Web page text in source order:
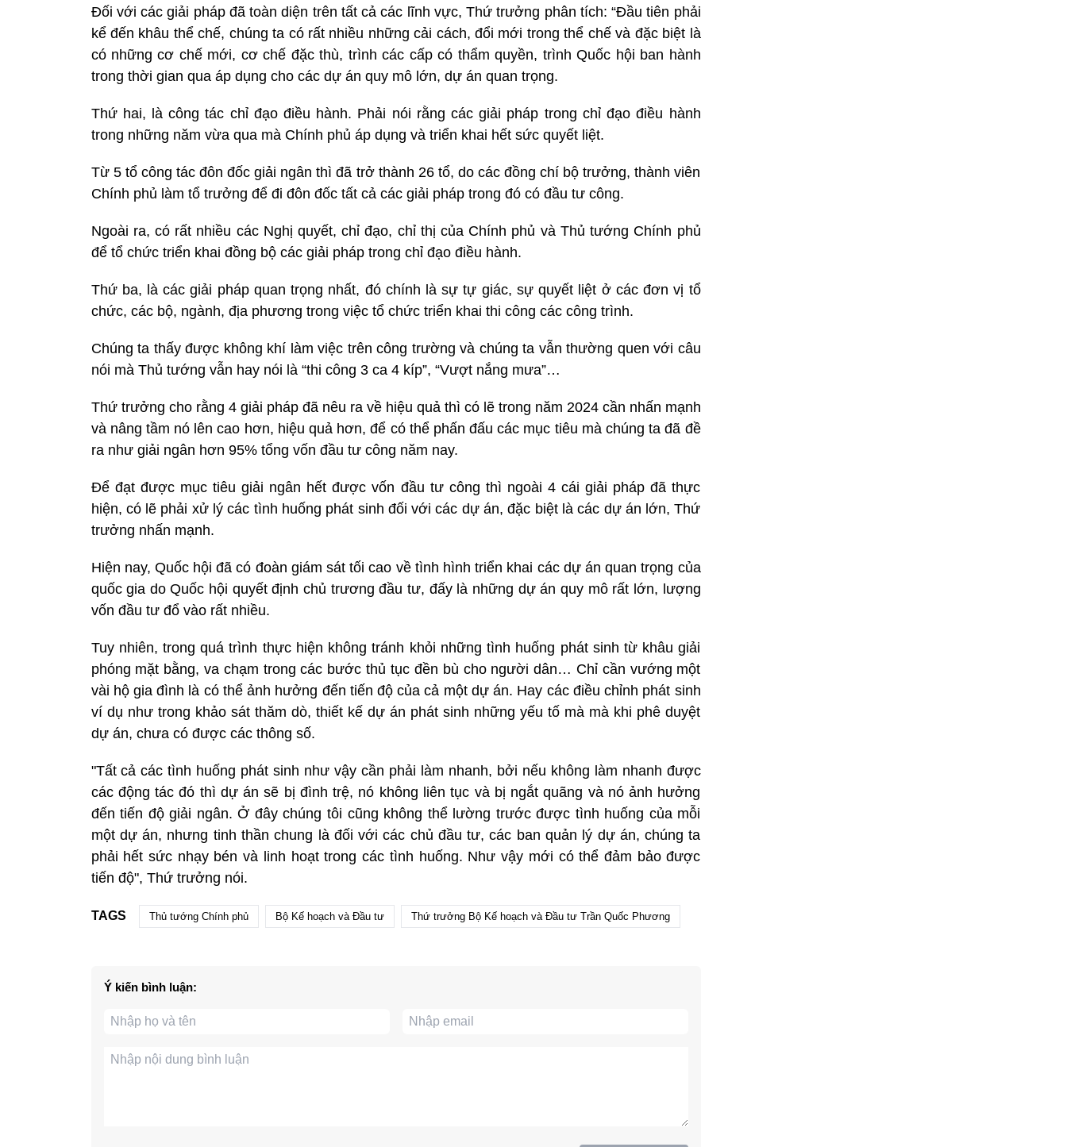
Đối với các giải pháp đã toàn diện trên tất cả các lĩnh vực, Thứ trưởng phân tích: “Đầu tiên phải
kể đến khâu thể chế, chúng ta có rất nhiều những cải cách, đổi mới trong thể chế và đặc biệt là
có những cơ chế mới, cơ chế đặc thù, trình các cấp có thẩm quyền, trình Quốc hội ban hành
trong thời gian qua áp dụng cho các dự án quy mô lớn, dự án quan trọng.
Thứ hai, là công tác chỉ đạo điều hành. Phải nói rằng các giải pháp trong chỉ đạo điều hành
trong những năm vừa qua mà Chính phủ áp dụng và triển khai hết sức quyết liệt.
Từ 5 tổ công tác đôn đốc giải ngân thì đã trở thành 26 tổ, do các đồng chí bộ trưởng, thành viên
Chính phủ làm tổ trưởng để đi đôn đốc tất cả các giải pháp trong đó có đầu tư công.
Ngoài ra, có rất nhiều các Nghị quyết, chỉ đạo, chỉ thị của Chính phủ và Thủ tướng Chính phủ
để tổ chức triển khai đồng bộ các giải pháp trong chỉ đạo điều hành.
Thứ ba, là các giải pháp quan trọng nhất, đó chính là sự tự giác, sự quyết liệt ở các đơn vị tổ
chức, các bộ, ngành, địa phương trong việc tổ chức triển khai thi công các công trình.
Chúng ta thấy được không khí làm việc trên công trường và chúng ta vẫn thường quen với câu
nói mà Thủ tướng vẫn hay nói là “thi công 3 ca 4 kíp”, “Vượt nắng mưa”…
Thứ trưởng cho rằng 4 giải pháp đã nêu ra về hiệu quả thì có lẽ trong năm 2024 cần nhấn mạnh
và nâng tầm nó lên cao hơn, hiệu quả hơn, để có thể phấn đấu các mục tiêu mà chúng ta đã đề
ra như giải ngân hơn 95% tổng vốn đầu tư công năm nay.
Để đạt được mục tiêu giải ngân hết được vốn đầu tư công thì ngoài 4 cái giải pháp đã thực
hiện, có lẽ phải xử lý các tình huống phát sinh đối với các dự án, đặc biệt là các dự án lớn, Thứ
trưởng nhấn mạnh.
Hiện nay, Quốc hội đã có đoàn giám sát tối cao về tình hình triển khai các dự án quan trọng của
quốc gia do Quốc hội quyết định chủ trương đầu tư, đấy là những dự án quy mô rất lớn, lượng
vốn đầu tư đổ vào rất nhiều.
Tuy nhiên, trong quá trình thực hiện không tránh khỏi những tình huống phát sinh từ khâu giải
phóng mặt bằng, va chạm trong các bước thủ tục đền bù cho người dân… Chỉ cần vướng một
vài hộ gia đình là có thể ảnh hưởng đến tiến độ của cả một dự án. Hay các điều chỉnh phát sinh
ví dụ như trong khảo sát thăm dò, thiết kế dự án phát sinh những yếu tố mà mà khi phê duyệt
dự án, chưa có được các thông số.
"Tất cả các tình huống phát sinh như vậy cần phải làm nhanh, bởi nếu không làm nhanh được
các động tác đó thì dự án sẽ bị đình trệ, nó không liên tục và bị ngắt quãng và nó ảnh hưởng
đến tiến độ giải ngân. Ở đây chúng tôi cũng không thể lường trước được tình huống của mỗi
một dự án, nhưng tinh thần chung là đối với các chủ đầu tư, các ban quản lý dự án, chúng ta
phải hết sức nhạy bén và linh hoạt trong các tình huống. Như vậy mới có thể đảm bảo được
tiến độ", Thứ trưởng nói.
TAGS Thủ tướng Chính phủ Bộ Kế hoạch và Đầu tư Thứ trưởng Bộ Kế hoạch và Đầu tư Trần Quốc Phương
Ý kiến bình luận: